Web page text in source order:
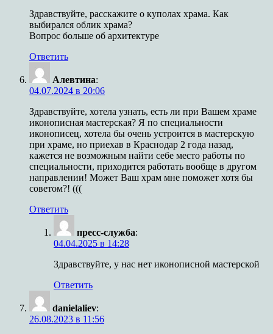
Здравствуйте, расскажите о куполах храма. Как
выбирался облик храма?
Вопрос больше об архитектуре
Ответить
Алевтина:
04.07.2024 в 20:06
Здравствуйте, хотела узнать, есть ли при Вашем храме
иконописная мастерская? Я по специальности
иконописец, хотела бы очень устроится в мастерскую
при храме, но приехав в Краснодар 2 года назад,
кажется не возможным найти себе место работы по
специальности, приходится работать вообще в другом
направлении! Может Ваш храм мне поможет хотя бы
советом?! (((
Ответить
пресс-служба:
04.04.2025 в 14:28
Здравствуйте, у нас нет иконописной мастерской
Ответить
danielaliev:
26.08.2023 в 11:56